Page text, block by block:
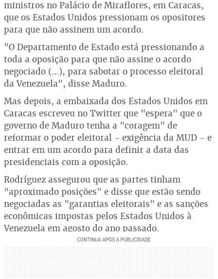
ministros no Palácio de Miraflores, em Caracas,
que os Estados Unidos pressionam os opositores
para que não assinem um acordo.
"O Departamento de Estado está pressionando a
toda a oposição para que não assine o acordo
negociado (...), para sabotar o processo eleitoral
da Venezuela", disse Maduro.
Mas depois, a embaixada dos Estados Unidos em
Caracas escreveu no Twitter que "espera" que o
governo de Maduro tenha a "coragem" de
reformar o poder eleitoral - exigência da MUD - e
entrar em um acordo para definir a data das
presidenciais com a oposição.
Rodríguez assegurou que as partes tinham
"aproximado posições" e disse que estão sendo
negociadas as "garantias eleitorais" e as sanções
econômicas impostas pelos Estados Unidos à
Venezuela em agosto do ano passado.